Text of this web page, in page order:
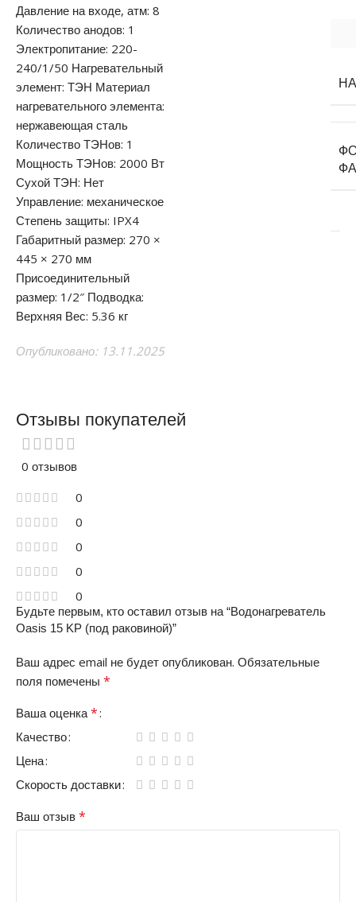
Давление на входе, атм: 8
Количество анодов: 1
Электропитание: 220-
240/1/50 Нагревательный
элемент: ТЭН Материал
нагревательного элемента:
нержавеющая сталь
Количество ТЭНов: 1
Мощность ТЭНов: 2000 Вт
Сухой ТЭН: Нет
Управление: механическое
Степень защиты: IPX4
Габаритный размер: 270 ×
445 × 270 мм
Присоединительный
размер: 1/2″ Подводка:
Верхняя Вес: 5.36 кг
Опубликовано: 13.11.2025
Отзывы покупателей
0 отзывов
0
0
0
0
0
Будьте первым, кто оставил отзыв на “Водонагреватель
Oasis 15 KР (под раковиной)”
Ваш адрес email не будет опубликован. Обязательные
поля помечены *
Ваша оценка *
Качество
Цена
Скорость доставки
Ваш отзыв *